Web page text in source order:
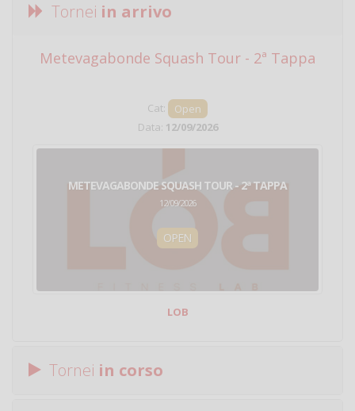
Tornei in arrivo
Metevagabonde Squash Tour - 2ª Tappa
Cat:
Open
Data: 12/09/2026
METEVAGABONDE SQUASH TOUR - 2ª TAPPA
12/09/2026
OPEN
LOB
Tornei in corso